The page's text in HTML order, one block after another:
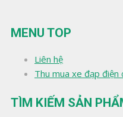
đến
nội
MENU TOP
Liên hệ
Thu mua xe đạp điện
TÌM KIẾM SẢN